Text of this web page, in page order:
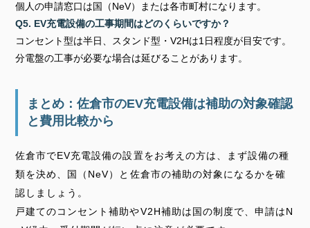
個人の申請窓口は国（NeV）または各市町村になります。
Q5. EV充電設備の工事期間はどのくらいですか？
コンセント型は半日、スタンド型・V2Hは1日程度が目安です。
分電盤の工事が必要な場合は延びることがあります。
まとめ：佐倉市のEV充電設備は補助の対象確認
と費用比較から
佐倉市でEV充電設備の設置をお考えの方は、まず設備の種
類を決め、国（NeV）と佐倉市の補助の対象になるかを確
認しましょう。
戸建てのコンセント補助やV2H補助は国の制度で、申請はN